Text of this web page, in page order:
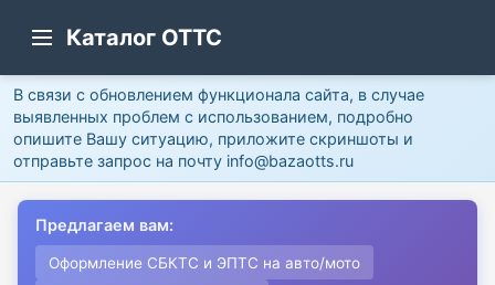
Каталог ОТТС
В связи с обновлением функционала сайта, в случае
выявленных проблем с использованием, подробно
опишите Вашу ситуацию, приложите скриншоты и
отправьте запрос на почту info@bazaotts.ru
Предлагаем вам:
Оформление СБКТС и ЭПТС на авто/мото